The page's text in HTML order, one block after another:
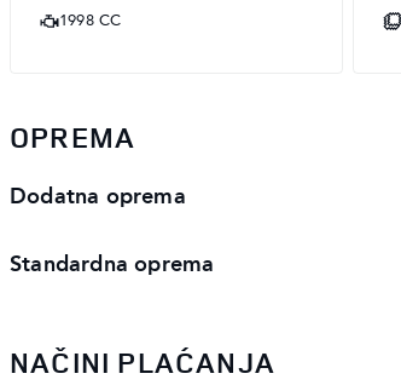
1998 CC
OPREMA
Dodatna oprema
Standardna oprema
NAČINI PLAĆANJA